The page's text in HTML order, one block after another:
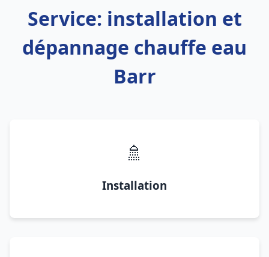
Service: installation et
dépannage chauffe eau
Barr
🚿
Installation